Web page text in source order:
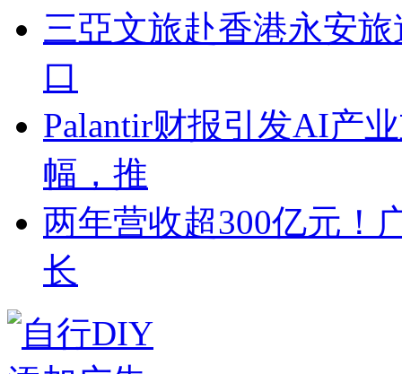
三亞文旅赴香港永安
口
Palantir财报引发AI产
幅，推
两年营收超300亿元！
长